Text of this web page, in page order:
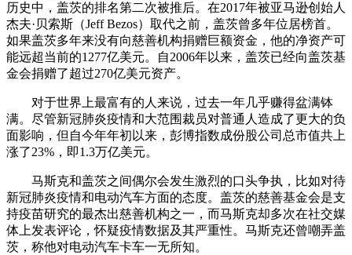
历史中，盖茨的排名第二次被推后。在2017年被亚马逊创始人
杰夫·贝索斯（Jeff Bezos）取代之前，盖茨曾多年位居榜首。
如果盖茨多年来没有向慈善机构捐赠巨额资金，他的净资产可
能远超当前的1277亿美元。自2006年以来，盖茨已经向盖茨基
金会捐赠了超过270亿美元资产。
对于世界上最富有的人来说，过去一年几乎赚得盆满钵
满。尽管新冠肺炎疫情和大范围裁员对普通人造成了更大的负
面影响，但自今年年初以来，彭博指数成份股公司总市值共上
涨了23%，即1.3万亿美元。
马斯克和盖茨之间偶尔会发生激烈的口头争执，比如对待
新冠肺炎疫情和电动汽车方面的态度。盖茨的慈善基金会是支
持疫苗研究的最杰出慈善机构之一，而马斯克却多次在社交媒
体上发表评论，怀疑疫情数据及其严重性。马斯克还曾嘲弄盖
茨，称他对电动汽车卡车一无所知。